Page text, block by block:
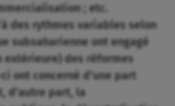
; etc.
des rythmes variables selon
subsaharienne ont engagé
extérieure) des réformes
ont concerné d’une part
d’autre part, la